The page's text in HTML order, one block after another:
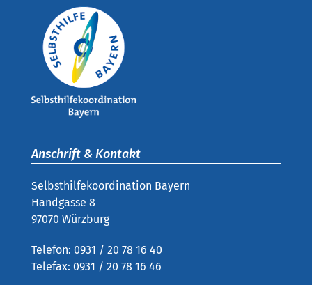
Anschrift & Kontakt
Selbsthilfekoordination Bayern
Handgasse 8
97070 Würzburg
Telefon: 0931 / 20 78 16 40
Telefax: 0931 / 20 78 16 46